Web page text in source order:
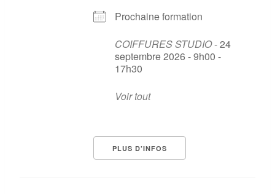
Prochaine formation
COIFFURES STUDIO- 24
septembre 2026 - 9h00 -
17h30
Voir tout
PLUS D’INFOS